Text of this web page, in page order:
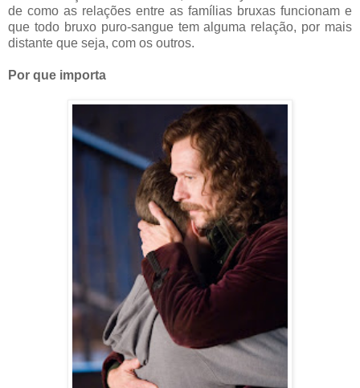
de como as relações entre as famílias bruxas funcionam e
que todo bruxo puro-sangue tem alguma relação, por mais
distante que seja, com os outros.
Por que importa